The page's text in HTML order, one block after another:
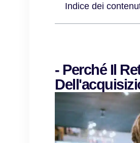
Indice dei
- Perché Il